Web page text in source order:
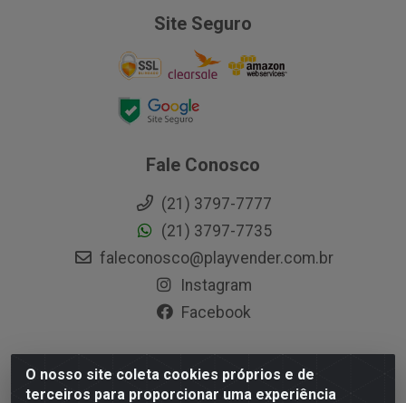
O nosso site coleta cookies próprios e de
terceiros para proporcionar uma experiência
Site Seguro
Fale Conosco
(21) 3797-7777
(21) 3797-7735
faleconosco@playvender.com.br
Instagram
Facebook
Playvender Distribuidora - Avenida Ana Dantas, 183-